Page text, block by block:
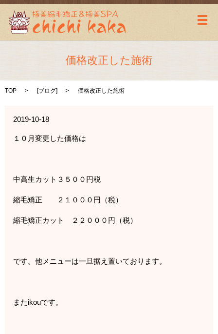
メ
価格改正した施術
TOP [ブログ] 価格改正した施術
2019-10-18
１０月変更した価格は
中高生カット３５００円税
縮毛矯正 ２１０００円（税）
縮毛矯正カット ２２０００円（税）
です。他メニューは一旦据え置いております。
またikouです。